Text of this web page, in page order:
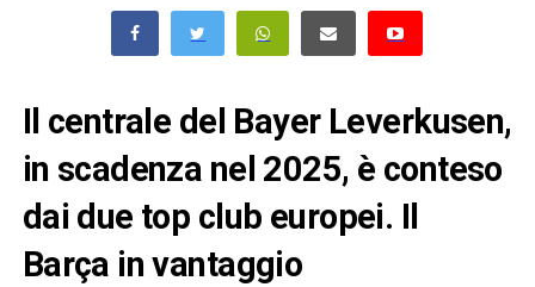
Il centrale del Bayer Leverkusen,
in scadenza nel 2025, è conteso
dai due top club europei. Il
Barça in vantaggio